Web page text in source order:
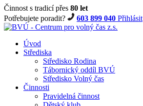
Činnost s tradicí přes 80 let
Potřebujete poradit?
603 899 040 Přihlásit
Úvod
Střediska
Středisko Rodina
Tábornický oddíl BVÚ
Středisko Volný čas
Činnosti
Pravidelná činnost